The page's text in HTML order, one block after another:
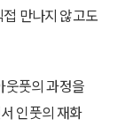
만나지 않고도
웃풋의 과정을
인풋의 재화